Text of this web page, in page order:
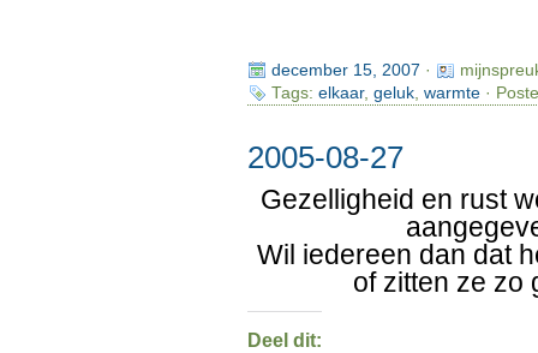
december 15, 2007 ·
Tags: elkaar, geluk, warmte·
2005-08-27
Gezelligheid en rust
Wil iedereen dan dat
of zitten ze zo
Deel dit: